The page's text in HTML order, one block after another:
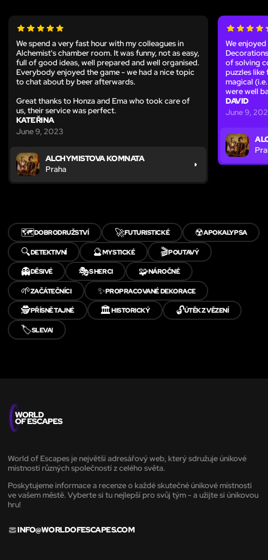
We spend a very fast hour with my colleagues in
Alchemist's chamber room. It was funny, not as easy,
full of good ideas, well prepared and well organised.
Everybody enjoyed the game - we had a nice topic
to chat about by beer afterwards.
Great thanks to Honza and Ema who took care of
us, their service was perfect.
KATEŘINA
June 9, 2023
ALCHYMISTOVA KOMNATA
Praha
We
of solving
puzzles
magical
were well
DAVID
June 9,
🗺️DOBRODRUŽSTVÍ 🚀FUTURISTICKÉ ☢️APOKALYPSA
🔍DETEKTIVNÍ 🔮MYSTICKÉ 🎬POUTAVÝ
👻DĚSIVÉ 🎭S HERCI 🧩NÁROČNÉ
🌱ZAČÁTEČNÍCI ✨PROPRACOVANÉ DEKORACE
🕵️PŘÍSNĚ TAJNÉ 🏛️HISTORICKÝ 🔓ÚTĚK Z VĚZENÍ
🏷️SLEVA!
World of Escapes je největší adresářový web, který sdružuje únikové
místnosti různých společností z celého světa.
Poskytujeme informace a recenze o každé skutečné únikové místnosti
ve vašem městě. Vyberte si tu nejlepší pro svůj tým - a užijte si únikovou
hru!
INFO@WORLDOFESCAPES.COM